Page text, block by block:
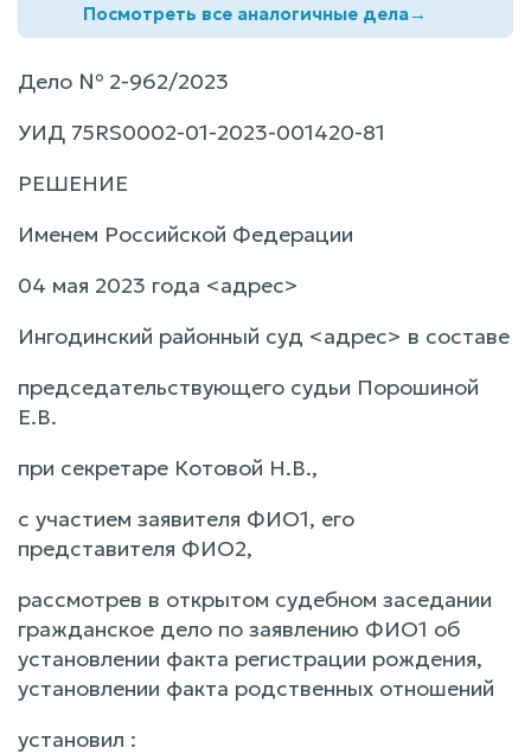
Посмотреть все аналогичные дела→
Дело № 2-962/2023
УИД 75RS0002-01-2023-001420-81
РЕШЕНИЕ
Именем Российской Федерации
04 мая 2023 года <адрес>
Ингодинский районный суд <адрес> в составе
председательствующего судьи Порошиной
Е.В.
при секретаре Котовой Н.В.,
с участием заявителя ФИО1, его
представителя ФИО2,
рассмотрев в открытом судебном заседании
гражданское дело по заявлению ФИО1 об
установлении факта регистрации рождения,
установлении факта родственных отношений
установил :